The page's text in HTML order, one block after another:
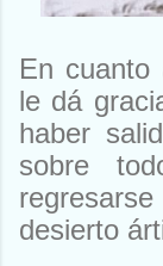
En cuanto
le dá
haber
sobre
desierto